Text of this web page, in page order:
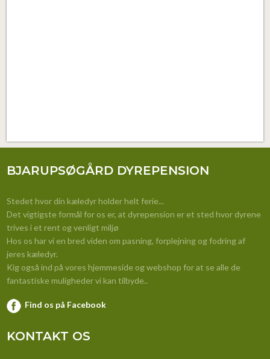
BJARUPSØGÅRD DYREPENSION
Stedet hvor ​din kæledyr holder helt ferie...
Det vigtigste formål for os er, at dyrepension er et sted hvor dyrene
trives i et rent og venligt miljø
Hos os har vi en bred viden om pasning, forplejning og fodring af
jeres kæledyr.
Kig også ind på vores hjemmeside og webshop for at se alle de
fantastiske muligheder vi kan tilbyde..
Find os på Facebook
KONTAKT OS